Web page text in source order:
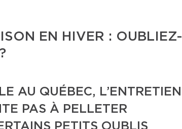
EN HIVER : OUBLIEZ-
AU QUÉBEC, L’ENTRETIEN
PAS À PELLETER
PETITS OUBLIS